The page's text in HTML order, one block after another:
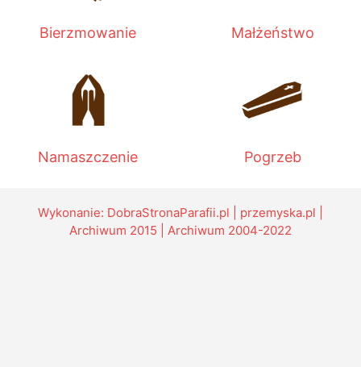
Bierzmowanie Małżeństwo
Namaszczenie Pogrzeb
Wykonanie: DobraStronaParafii.pl przemyska.pl
Archiwum 2015
Archiwum 2004-2022